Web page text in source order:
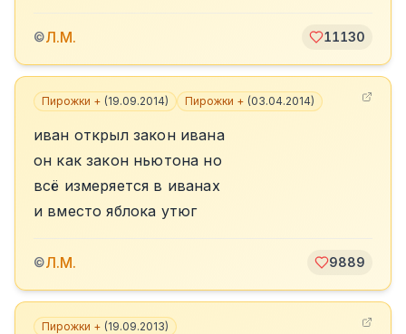
©Л.М. 11130
Пирожки + (19.09.2014) Пирожки + (03.04.2014)
иван открыл закон ивана
он как закон ньютона но
всё измеряется в иванах
и вместо яблока утюг
©Л.М. 9889
Пирожки + (19.09.2013)